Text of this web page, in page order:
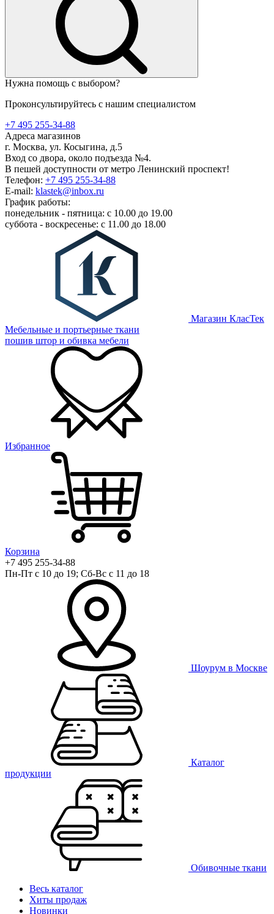
Нужна помощь с выбором?
Проконсультируйтесь с нашим специалистом
+7 495 255-34-88
Адреса магазинов
г. Москва, ул. Косыгина, д.5
Вход со двора, около подъезда №4.
В пешей доступности от метро Ленинский проспект!
Телефон: +7 495 255-34-88
E-mail: klastek@inbox.ru
График работы:
понедельник - пятница: с 10.00 до 19.00
суббота - воскресенье: с 11.00 до 18.00
Магазин КласТек
Мебельные и портьерные ткани
пошив штор и обивка мебели
Избранное
Корзина
+7 495 255-34-88
Пн-Пт с 10 до 19; Сб-Вс с 11 до 18
Шоурум в Москве
Каталог
продукции
Обивочные ткани
Весь каталог
Хиты продаж
Новинки